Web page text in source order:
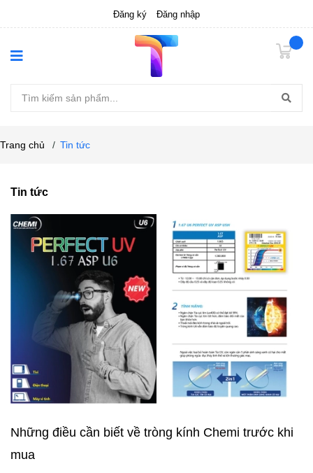
Đăng ký Đăng nhập
Trang chủ / Tin tức
Tin tức
Những điều cần biết về tròng kính Chemi trước khi
mua